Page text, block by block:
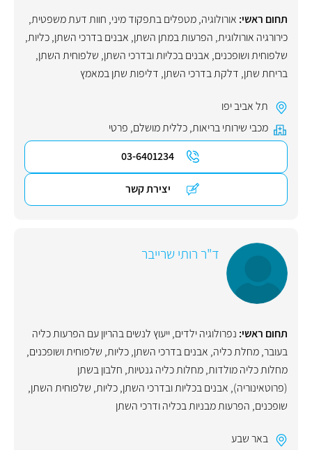
תחום ראשי: אורולוגיה,מטפלים בתפקוד מיני, חוות דעת משפטית,
כירורגיה אורולוגית, הפרעות במתן השתן, אבנים בדרכי השתן, כליות,
שלפוחית ושופכנים, אבנים בכליות ובדרכי השתן, שלפוחית השתן,
בריחת שתן, דלקת בדרכי השתן, דליפות שתן במאמץ
תל אביב יפו
מכבי שירותי בריאות,כללית מושלם, פרטי
03-6401234
יצירת קשר
ד"ר רותי שרייבר
תחום ראשי: נפרולוגיה ילדים,ייעוץ לנשים בהריון עם הפרעות כליה
בעובר,מחלת כליה, אבנים בדרכי השתן, כליות, שלפוחית ושופכנים,
מחלות כליה מולדות,מחלות כליה גנטיות, חלבון בשתן
(פרוטאינוריה), אבנים בכליות ובדרכי השתן,כליות, שלפוחית השתן,
שופכנים, הפרעות מבניות בכליה ודרכי השתן
באר שבע